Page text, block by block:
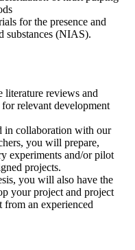
for the presence and
substances (NIAS).
reviews and
relevant development
in collaboration with our
you will prepare,
experiments and/or pilot
projects.
you will also have the
your project and project
an experienced